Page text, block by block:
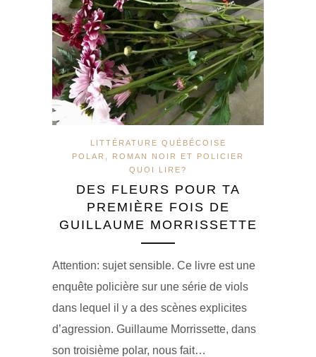
LITTÉRATURE QUÉBÉCOISE
POLAR, ROMAN NOIR ET POLICIER
QUOI LIRE?
DES FLEURS POUR TA
PREMIÈRE FOIS DE
GUILLAUME MORRISSETTE
Attention: sujet sensible. Ce livre est une
enquête policière sur une série de viols
dans lequel il y a des scènes explicites
d’agression. Guillaume Morrissette, dans
son troisième polar, nous fait…